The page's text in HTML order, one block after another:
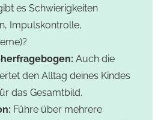
es Schwierigkeiten
Impulskontrolle,
Auch die
den Alltag deines Kindes
das Gesamtbild.
Führe über mehrere